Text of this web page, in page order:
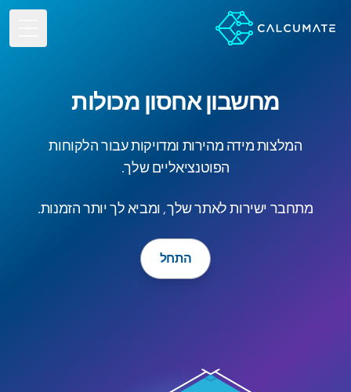
מחשבון אחסון מכולות
המלצות מידה מהירות ומדויקות עבור הלקוחות
הפוטנציאליים שלך.
מתחבר ישירות לאתר שלך, ומביא לך יותר הזמנות.
התחל